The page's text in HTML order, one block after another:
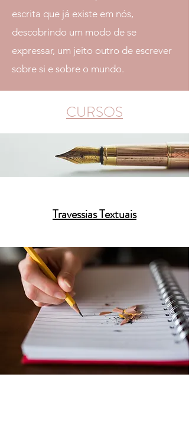
escrita que já existe em nós,
descobrindo um modo de se
expressar, um jeito outro de escrever
sobre si e sobre o mundo.
CURSOS
Travessias Textuais